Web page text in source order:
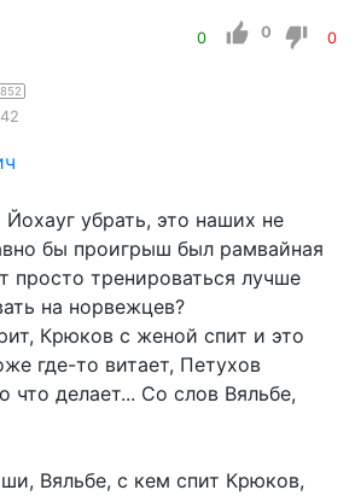
0 0 0
852
убрать, это наших не
бы проигрыш был рамвайная
просто тренироваться лучше
на норвежцев?
Крюков с женой спит и это
где-то витает, Петухов
что делает... Со слов Вяльбе,
Вяльбе, с кем спит Крюков,